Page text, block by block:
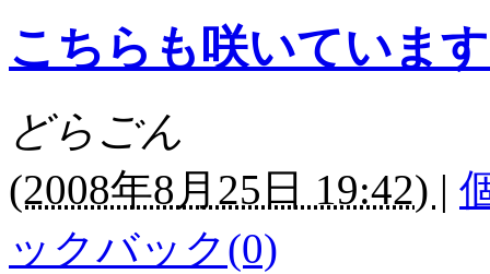
こちらも咲いていま
どらごん
(2008年8月25日 19:42) |
ックバック(0)